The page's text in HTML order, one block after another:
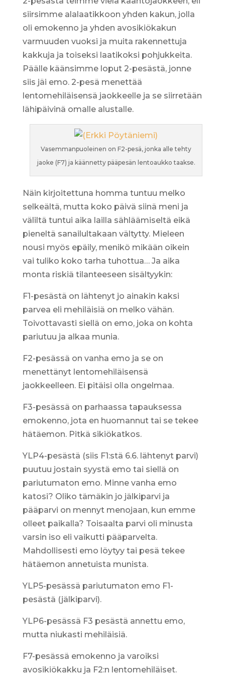
siirsimme alalaatikkoon yhden kakun, jolla
oli emokenno ja yhden avosikiökakun
varmuuden vuoksi ja muita rakennettuja
kakkuja ja toiseksi laatikoksi pohjukkeita.
Päälle käänsimme loput 2-pesästä, jonne
siis jäi emo. 2-pesä menettää
lentomehiläisensä jaokkeelle ja se siirretään
lähipäivinä omalle alustalle.
Vasemmanpuoleinen on F2-pesä, jonka alle tehty
jaoke (F7) ja käännetty pääpesän lentoaukko taakse.
Näin kirjoitettuna homma tuntuu melko
selkeältä, mutta koko päivä siinä meni ja
väliltä tuntui aika lailla sähläämiseltä eikä
pieneltä sanailultakaan vältytty. Mieleen
nousi myös epäily, menikö mikään oikein
vai tuliko koko tarha tuhottua… Ja aika
monta riskiä tilanteeseen sisältyykin:
F1-pesästä on lähtenyt jo ainakin kaksi
parvea eli mehiläisiä on melko vähän.
Toivottavasti siellä on emo, joka on kohta
pariutuu ja alkaa munia.
F2-pesässä on vanha emo ja se on
menettänyt lentomehiläisensä
jaokkeelleen. Ei pitäisi olla ongelmaa.
F3-pesässä on parhaassa tapauksessa
emokenno, jota en huomannut tai se tekee
hätäemon. Pitkä sikiökatkos.
YLP4-pesästä (siis F1:stä 6.6. lähtenyt parvi)
puutuu jostain syystä emo tai siellä on
pariutumaton emo. Minne vanha emo
katosi? Oliko tämäkin jo jälkiparvi ja
pääparvi on mennyt menojaan, kun emme
olleet paikalla? Toisaalta parvi oli minusta
varsin iso eli vaikutti pääparvelta.
Mahdollisesti emo löytyy tai pesä tekee
hätäemon annetuista munista.
YLP5-pesässä pariutumaton emo F1-
pesästä (jälkiparvi).
YLP6-pesässä F3 pesästä annettu emo,
mutta niukasti mehiläisiä.
F7-pesässä emokenno ja varoiksi
avosikiökakku ja F2:n lentomehiläiset.